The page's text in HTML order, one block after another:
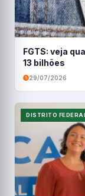
FGTS: veja
13 bilhões
29/07/2026
DISTRITO